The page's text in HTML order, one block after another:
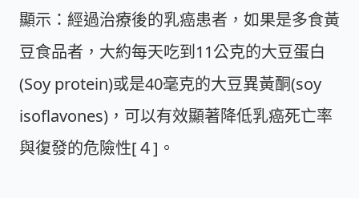
顯示：經過治療後的乳癌患者，如果是多食黃
豆食品者，大約每天吃到11公克的大豆蛋白
(Soy protein)或是40毫克的大豆異黃酮(soy
isoflavones)，可以有效顯著降低乳癌死亡率
與復發的危險性[４]。